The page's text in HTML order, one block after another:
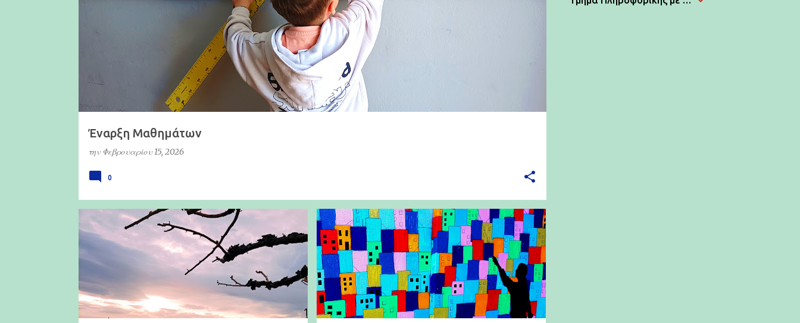
ς
Έναρξη Μαθημάτων
την Φεβρουαρίου 15, 2026
0
ΤΜΉΜΑ ΠΛΗΡΟΦΟΡΙΚΉΣ ΚΑΙ ΤΗΛΕΠΙΚΟΙΝΩΝΙΏΝ